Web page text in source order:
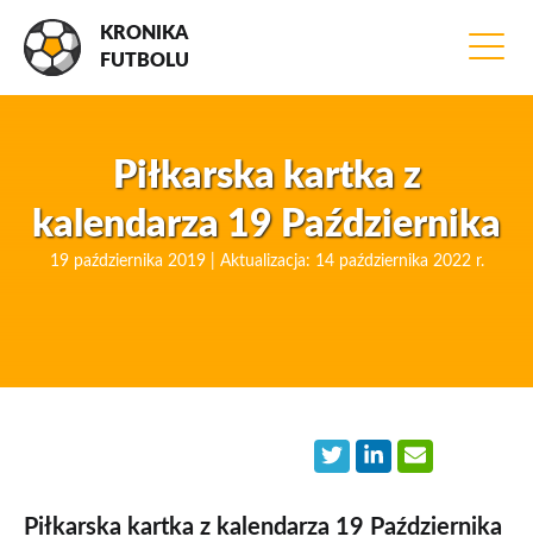
KRONIKA
FUTBOLU
Piłkarska kartka z
kalendarza 19 Października
19 października 2019 | Aktualizacja: 14 października 2022 r.
Piłkarska kartka z kalendarza 19 Października